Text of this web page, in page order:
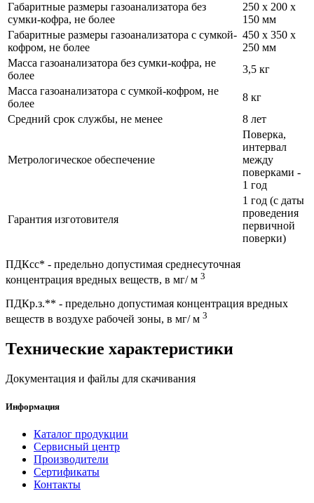
Габаритные размеры газоанализатора без
сумки-кофра, не более
250 х 200 х
150 мм
Габаритные размеры газоанализатора с сумкой-
кофром, не более
450 х 350 х
250 мм
Масса газоанализатора без сумки-кофра, не
более
3,5 кг
Масса газоанализатора с сумкой-кофром, не
более
8 кг
Средний срок службы, не менее
8 лет
Метрологическое обеспечение
Поверка,
интервал
между
поверками -
1 год
Гарантия изготовителя
1 год (с даты
проведения
первичной
поверки)
ПДКсс* - предельно допустимая среднесуточная
концентрация вредных веществ, в мг/ м 3
ПДКр.з.** - предельно допустимая концентрация вредных
веществ в воздухе рабочей зоны, в мг/ м 3
Технические характеристики
Документация и файлы для скачивания
Информация
Каталог продукции
Сервисный центр
Производители
Сертификаты
Контакты